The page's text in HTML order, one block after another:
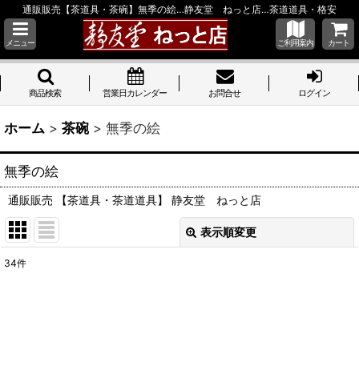
通販販売【茶道具・茶碗】無季の絵…静友堂 ねっと店…茶道道具・格安
メニュー ご利用案内 カート
商品検索 営業日カレンダー お問合せ ログイン
ホーム > 茶碗 > 無季の絵
無季の絵
通販販売 【茶道具・茶道道具】 静友堂 ねっと店
表示順変更
34件